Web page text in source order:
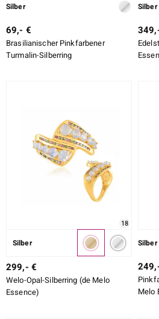
Silber
69,- €
Brasilianischer Pinkfarbener
Turmalin-Silberring
Silber
18
Silber
299,- €
Welo-Opal-Silberring (de Melo
Essence)
Silber
Melo